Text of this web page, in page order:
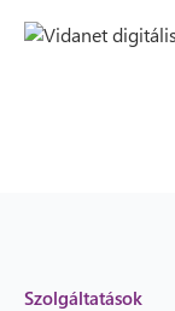
Szolgáltatások